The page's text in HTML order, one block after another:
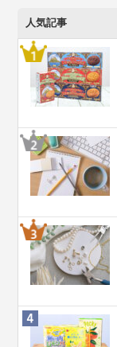
人気記事